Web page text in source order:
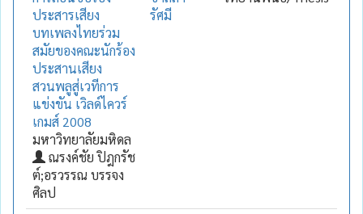
ประสารเสียง
บทเพลงไทยร่วม
สมัยของคณะนักร้อง
ประสานเสียง
สวนพลูสู่เวทีการ
แข่งขัน เวิลด์ไควร์
เกมส์ 2008
มหาวิทยาลัยมหิดล
ณรงค์ชัย ปิฎกรัช
ต์;อรวรรณ บรรจง
ศิลป
รัศมี